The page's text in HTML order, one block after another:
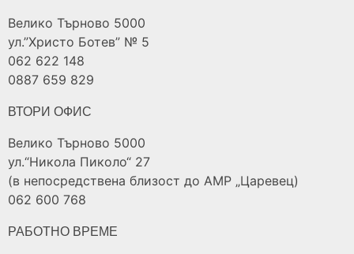
Велико Търново 5000
ул.”Христо Ботев” № 5
062 622 148
0887 659 829
ВТОРИ ОФИС
Велико Търново 5000
ул.“Никола Пиколо“ 27
(в непосредствена близост до АМР „Царевец)
062 600 768
РАБОТНО ВРЕМЕ